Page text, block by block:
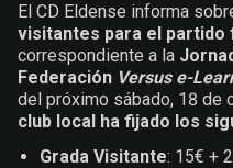
El CD Eldense informa
visitantes para el partido
correspondiente a la
Federación Versus e-
del próximo sábado, 18 de
club local ha fijado los
Grada Visitante: 15€ +